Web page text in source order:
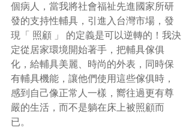
個病人，當我將社會福祉先進國家所研
發的支持性輔具，引進入台灣市場，發
現「 照顧 」 的定義是可以逆轉的！我決
定從居家環境開始著手，把輔具傢俱
化，給輔具美麗、時尚的外表，同時保
有輔具機能，讓他們使用這些傢俱時，
感到自己像正常人一樣，嚮往過更有尊
嚴的生活，而不是躺在床上被照顧而
已。